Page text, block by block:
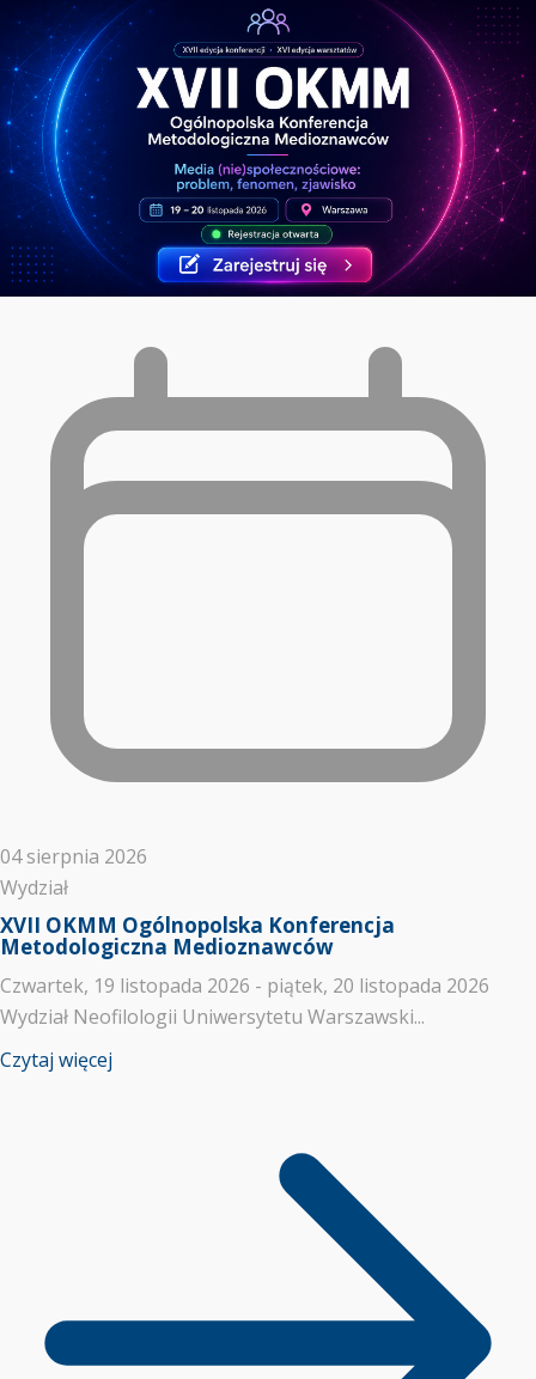
04 sierpnia 2026
Wydział
XVII OKMM Ogólnopolska Konferencja
Metodologiczna Medioznawców
Czwartek, 19 listopada 2026 - piątek, 20 listopada 2026
Wydział Neofilologii Uniwersytetu Warszawski...
Czytaj więcej